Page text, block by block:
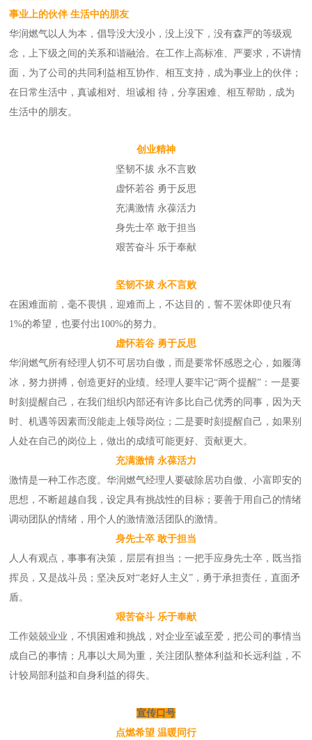
事业上的伙伴 生活中的朋友
华润燃气以人为本，倡导没大没小，没上没下，没有森严的等级观
念，上下级之间的关系和谐融洽。在工作上高标准、严要求，不讲情
面，为了公司的共同利益相互协作、相互支持，成为事业上的伙伴；
在日常生活中，真诚相对、坦诚相 待，分享困难、相互帮助，成为
生活中的朋友。
创业精神
坚韧不拔 永不言败
虚怀若谷 勇于反思
充满激情 永葆活力
身先士卒 敢于担当
艰苦奋斗 乐于奉献
坚韧不拔 永不言败
在困难面前，毫不畏惧，迎难而上，不达目的，誓不罢休即使只有
1%的希望，也要付出100%的努力。
虚怀若谷 勇于反思
华润燃气所有经理人切不可居功自傲，而是要常怀感恩之心，如履薄
冰，努力拼搏，创造更好的业绩。经理人要牢记“两个提醒”：一是要
时刻提醒自己，在我们组织内部还有许多比自己优秀的同事，因为天
时、机遇等因素而没能走上领导岗位；二是要时刻提醒自己，如果别
人处在自己的岗位上，做出的成绩可能更好、贡献更大。
充满激情 永葆活力
激情是一种工作态度。华润燃气经理人要破除居功自傲、小富即安的
思想，不断超越自我，设定具有挑战性的目标；要善于用自己的情绪
调动团队的情绪，用个人的激情激活团队的激情。
身先士卒 敢于担当
人人有观点，事事有决策，层层有担当；一把手应身先士卒，既当指
挥员，又是战斗员；坚决反对“老好人主义”，勇于承担责任，直面矛
盾。
艰苦奋斗 乐于奉献
工作兢兢业业，不惧困难和挑战，对企业至诚至爱，把公司的事情当
成自己的事情；凡事以大局为重，关注团队整体利益和长远利益，不
计较局部利益和自身利益的得失。
宣传口号
点燃希望 温暖同行